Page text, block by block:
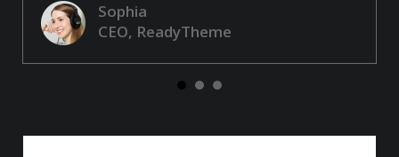
Sophia
CEO, ReadyTheme